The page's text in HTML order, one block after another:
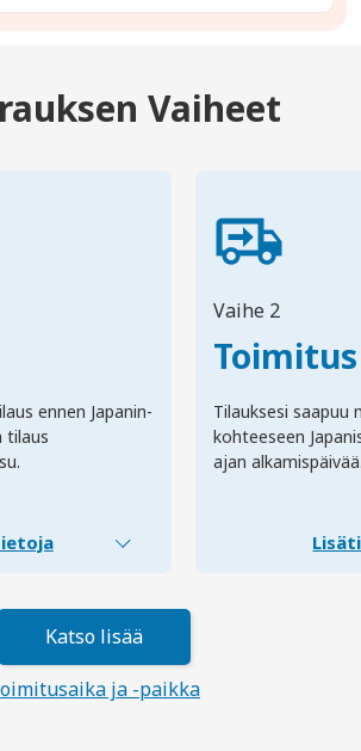
Vaiheet
ennen Japanin-
tilaus
Vaihe 2
Toimitus
Tilauksesi saapuu
kohteeseen
ajan
Katso lisää
ja -paikka